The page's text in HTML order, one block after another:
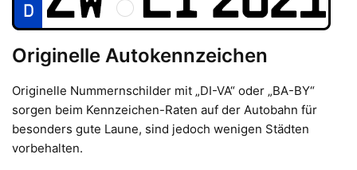
Originelle Autokennzeichen
Originelle Nummernschilder mit „DI-VA“ oder „BA-BY“
sorgen beim Kennzeichen-Raten auf der Autobahn für
besonders gute Laune, sind jedoch wenigen Städten
vorbehalten.